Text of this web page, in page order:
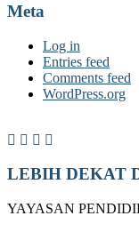
Meta
Log in
Entries feed
Comments feed
WordPress.org
LEBIH DEKAT
YAYASAN